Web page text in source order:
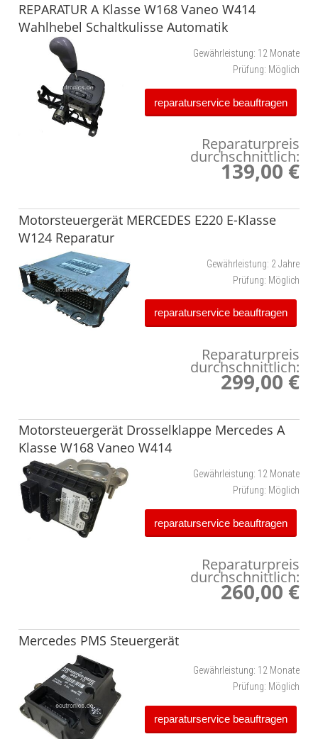
REPARATUR A Klasse W168 Vaneo W414
Wahlhebel Schaltkulisse Automatik
Gewährleistung: 12 Monate
Prüfung: Möglich
reparaturservice beauftragen
Reparaturpreis
durchschnittlich:
139,00 €
Motorsteuergerät MERCEDES E220 E-Klasse
W124 Reparatur
Gewährleistung: 2 Jahre
Prüfung: Möglich
reparaturservice beauftragen
Reparaturpreis
durchschnittlich:
299,00 €
Motorsteuergerät Drosselklappe Mercedes A
Klasse W168 Vaneo W414
Gewährleistung: 12 Monate
Prüfung: Möglich
reparaturservice beauftragen
Reparaturpreis
durchschnittlich:
260,00 €
Mercedes PMS Steuergerät
Gewährleistung: 12 Monate
Prüfung: Möglich
reparaturservice beauftragen